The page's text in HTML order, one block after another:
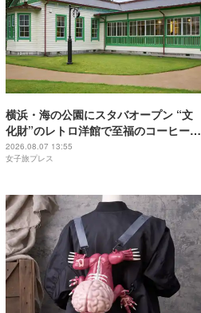
横浜・海の公園にスタバオープン “文
化財”のレトロ洋館で至福のコーヒー時
間
2026.08.07 13:55
女子旅プレス